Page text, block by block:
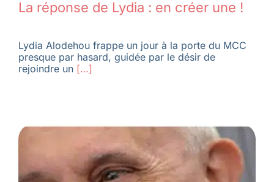
La réponse de Lydia : en créer une !
Lydia Alodehou frappe un jour à la porte du MCC
presque par hasard, guidée par le désir de
rejoindre un[…]